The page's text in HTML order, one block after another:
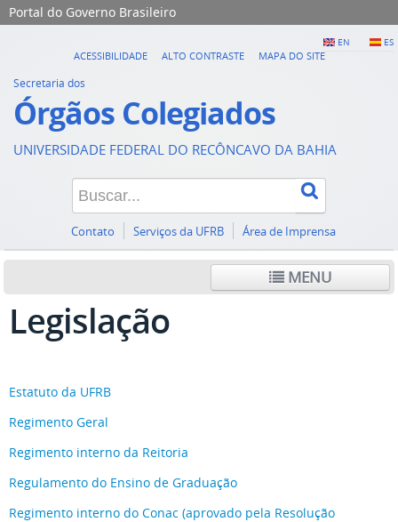
Portal do Governo Brasileiro
EN ES
ACESSIBILIDADE ALTO CONTRASTE MAPA DO SITE
Secretaria dos
Órgãos Colegiados
UNIVERSIDADE FEDERAL DO RECÔNCAVO DA BAHIA
Contato Serviços da UFRB Área de Imprensa
MENU
Legislação
Estatuto da UFRB
Regimento Geral
Regimento interno da Reitoria
Regulamento do Ensino de Graduação
Regimento interno do Conac (aprovado pela Resolução